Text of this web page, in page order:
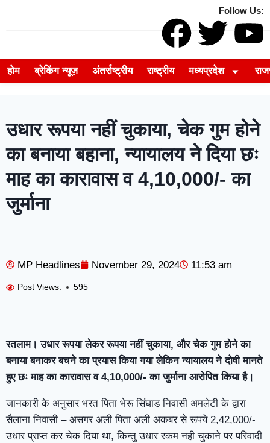
Follow Us:
होम ब्रेकिंग न्यूज़ अंतर्राष्ट्रीय राष्ट्रीय मध्यप्रदेश
उधार रूपया नहीं चुकाया, चेक गुम होने
का बनाया बहाना, न्यायालय ने दिया छः
माह का कारावास व 4,10,000/- का
जुर्माना
MP Headlines November 29, 2024 11:53 am
Post Views: 595
रतलाम। उधार रूपया लेकर रूपया नहीं चुकाया, और चेक गुम होने का
बनाया बनाकर बचने का प्रयास किया गया लेकिन न्यायालय ने दोषी मानते
हुए छः माह का कारावास व 4,10,000/- का जुर्माना आरोपित किया है।
जानकारी के अनुसार भरत पिता भेरू सिंघाड निवासी अमलेटी के द्वारा
सैलाना निवासी – असगर अली पिता अली अकबर से रूपये 2,42,000/-
उधार प्राप्त कर चेक दिया था, किन्तु उधार रकम नही चुकाने पर परिवादी